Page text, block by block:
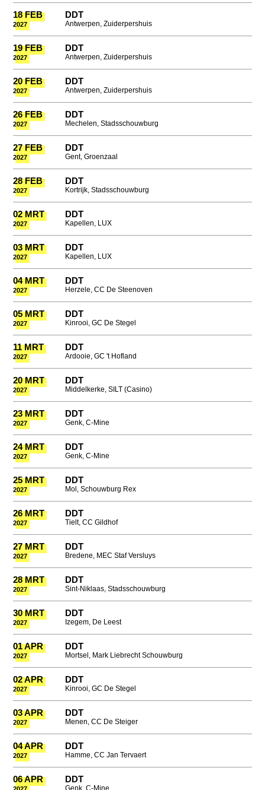
18 FEB
2027
DDT
Antwerpen, Zuiderpershuis
19 FEB
2027
DDT
Antwerpen, Zuiderpershuis
20 FEB
2027
DDT
Antwerpen, Zuiderpershuis
26 FEB
2027
DDT
Mechelen, Stadsschouwburg
27 FEB
2027
DDT
Gent, Groenzaal
28 FEB
2027
DDT
Kortrijk, Stadsschouwburg
02 MRT
2027
DDT
Kapellen, LUX
03 MRT
2027
DDT
Kapellen, LUX
04 MRT
2027
DDT
Herzele, CC De Steenoven
05 MRT
2027
DDT
Kinrooi, GC De Stegel
11 MRT
2027
DDT
Ardooie, GC 't Hofland
20 MRT
2027
DDT
Middelkerke, SILT (Casino)
23 MRT
2027
DDT
Genk, C-Mine
24 MRT
2027
DDT
Genk, C-Mine
25 MRT
2027
DDT
Mol, Schouwburg Rex
26 MRT
2027
DDT
Tielt, CC Gildhof
27 MRT
2027
DDT
Bredene, MEC Staf Versluys
28 MRT
2027
DDT
Sint-Niklaas, Stadsschouwburg
30 MRT
2027
DDT
Izegem, De Leest
01 APR
2027
DDT
Mortsel, Mark Liebrecht Schouwburg
02 APR
2027
DDT
Kinrooi, GC De Stegel
03 APR
2027
DDT
Menen, CC De Steiger
04 APR
2027
DDT
Hamme, CC Jan Tervaert
06 APR DDT
Genk, C-Mine